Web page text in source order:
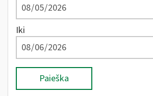
Iki
Paieška